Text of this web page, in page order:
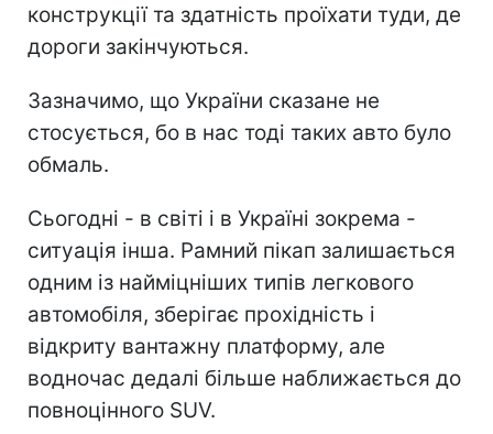
конструкції та здатність проїхати туди, де
дороги закінчуються.
Зазначимо, що України сказане не
стосується, бо в нас тоді таких авто було
обмаль.
Сьогодні - в світі і в Україні зокрема -
ситуація інша. Рамний пікап залишається
одним із найміцніших типів легкового
автомобіля, зберігає прохідність і
відкриту вантажну платформу, але
водночас дедалі більше наближається до
повноцінного SUV.